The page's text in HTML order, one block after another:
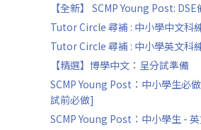
【全新】 SCMP Young Post:
Tutor Circle 尋補 : 中小學中文科
Tutor Circle 尋補 : 中小學英文科
【精選】博學中文：呈分試準備
SCMP Young Post：中小學生必
試前必做]
SCMP Young Post：中小學生 -